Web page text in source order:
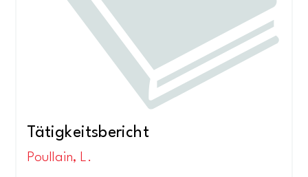
Tätigkeitsbericht
Poullain, L.